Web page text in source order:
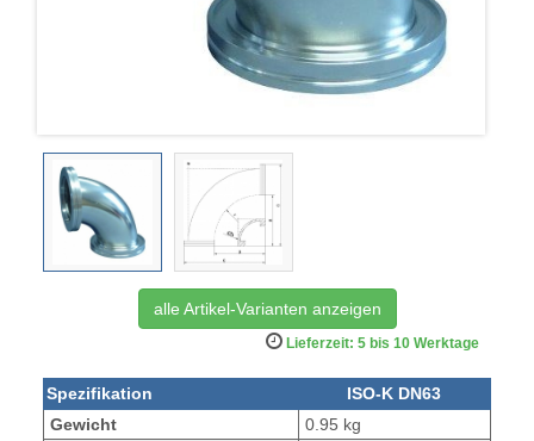
alle Artikel-Varianten anzeigen
Lieferzeit: 5 bis 10 Werktage
Spezifikation
ISO-K DN63
Gewicht
0.95 kg